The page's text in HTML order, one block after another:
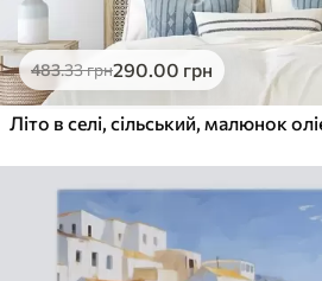
Еко-Преміум
Від .00грн
✓Яскраві, насичені кольори
✓ Поверхня з текстурою полотна
✓Екологічний матеріал
483.33грн290.00 грн